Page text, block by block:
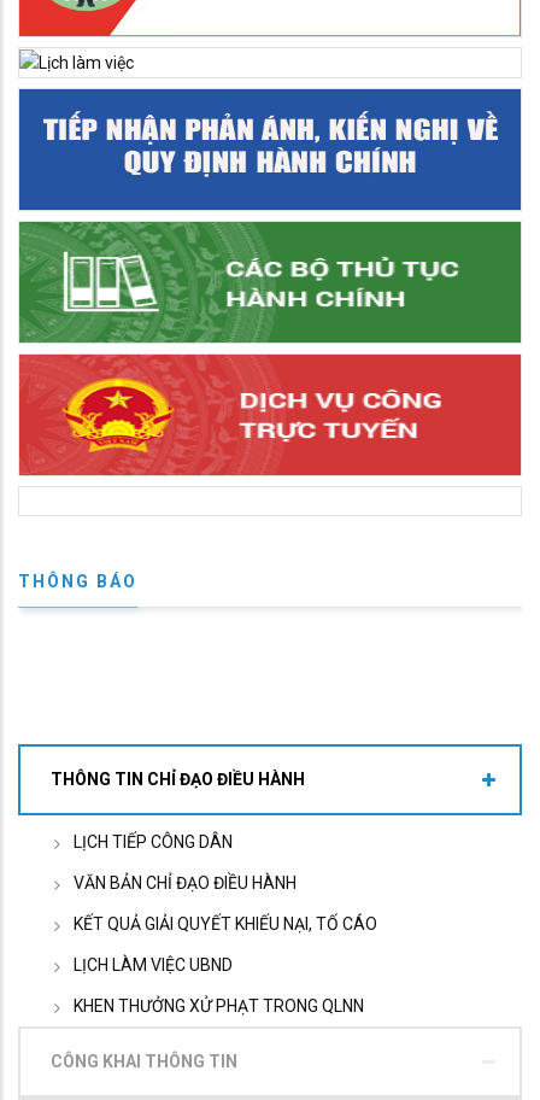
THÔNG BÁO
THÔNG TIN CHỈ ĐẠO ĐIỀU HÀNH
LỊCH TIẾP CÔNG DÂN
VĂN BẢN CHỈ ĐẠO ĐIỀU HÀNH
KẾT QUẢ GIẢI QUYẾT KHIẾU NẠI, TỐ CÁO
LỊCH LÀM VIỆC UBND
KHEN THƯỞNG XỬ PHẠT TRONG QLNN
CÔNG KHAI THÔNG TIN